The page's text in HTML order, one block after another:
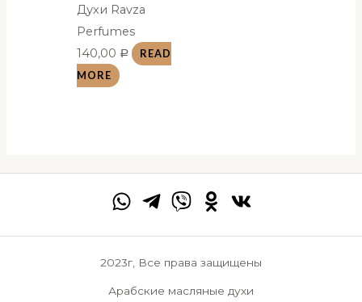
Духи Ravza
Perfumes
140,00 Р
READ
MORE
2023г, Все права защищены
Арабские масляные духи